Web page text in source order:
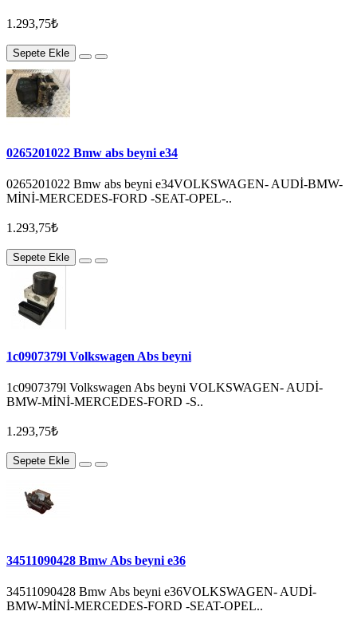
1.293,75₺
Sepete Ekle
0265201022 Bmw abs beyni e34
0265201022 Bmw abs beyni e34VOLKSWAGEN- AUDİ-BMW-
MİNİ-MERCEDES-FORD -SEAT-OPEL-..
1.293,75₺
Sepete Ekle
1c0907379l Volkswagen Abs beyni
1c0907379l Volkswagen Abs beyni VOLKSWAGEN- AUDİ-
BMW-MİNİ-MERCEDES-FORD -S..
1.293,75₺
Sepete Ekle
34511090428 Bmw Abs beyni e36
34511090428 Bmw Abs beyni e36VOLKSWAGEN- AUDİ-
BMW-MİNİ-MERCEDES-FORD -SEAT-OPEL..